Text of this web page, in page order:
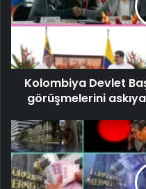
Kolombiya Devlet
görüşmelerini